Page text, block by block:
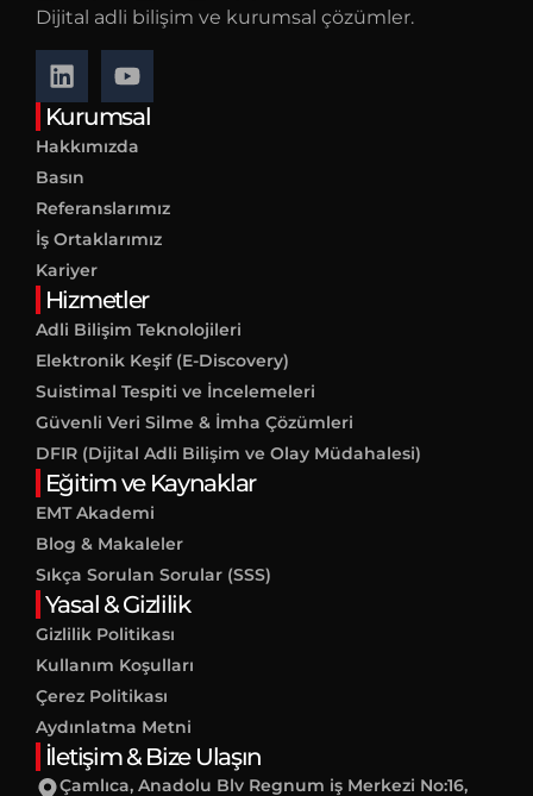
Dijital adli bilişim ve kurumsal çözümler.
Kurumsal
Hakkımızda
Basın
Referanslarımız
İş Ortaklarımız
Kariyer
Hizmetler
Adli Bilişim Teknolojileri
Elektronik Keşif (E-Discovery)
Suistimal Tespiti ve İncelemeleri
Güvenli Veri Silme & İmha Çözümleri
DFIR (Dijital Adli Bilişim ve Olay Müdahalesi)
Eğitim ve Kaynaklar
EMT Akademi
Blog & Makaleler
Sıkça Sorulan Sorular (SSS)
Yasal & Gizlilik
Gizlilik Politikası
Kullanım Koşulları
Çerez Politikası
Aydınlatma Metni
İletişim & Bize Ulaşın
Çamlıca, Anadolu Blv Regnum iş Merkezi No:16,